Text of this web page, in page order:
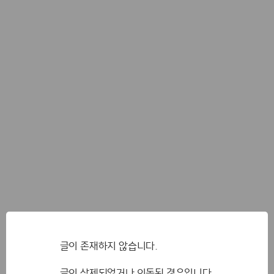
글이 존재하지 않습니다.